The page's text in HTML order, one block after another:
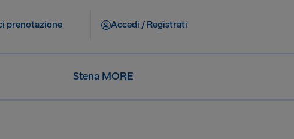
prenotazione Accedi / Registrati
Stena MORE